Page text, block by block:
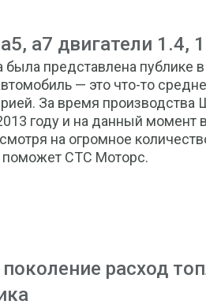
а7 двигатели 1.4,
представлена публике
— это что-то
За время производства
году и на данный момент
на огромное
поможет СТС Моторс.
расход